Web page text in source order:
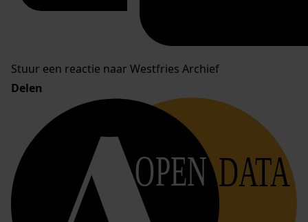
Stuur een reactie naar Westfries Archief
Delen
OPEN DATA